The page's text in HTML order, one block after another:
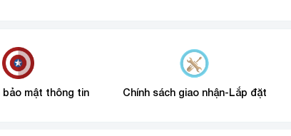
bảo mật thông tin Chính sách giao nhận-Lắp đặt